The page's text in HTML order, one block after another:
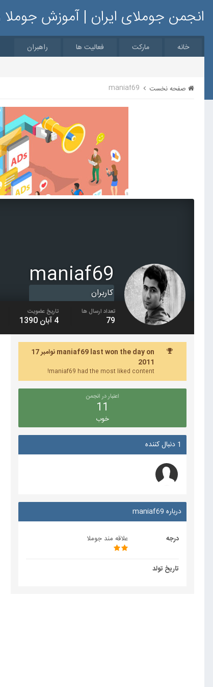
انجمن جوملای ایران | آموزش
خانه مارکت فعالیت ها راهبران
صفحه نخست maniaf69
maniaf69
کاربران
تعداد ارسال ها
79
تاریخ عضویت
4 آبان 1390
maniaf69 last won the day on نوامبر 17
2011
maniaf69 had the most liked content!
اعتبار در انجمن
11
خوب
1 دنبال کننده
درباره maniaf69
درجه علاقه مند جوملا
تاریخ تولد